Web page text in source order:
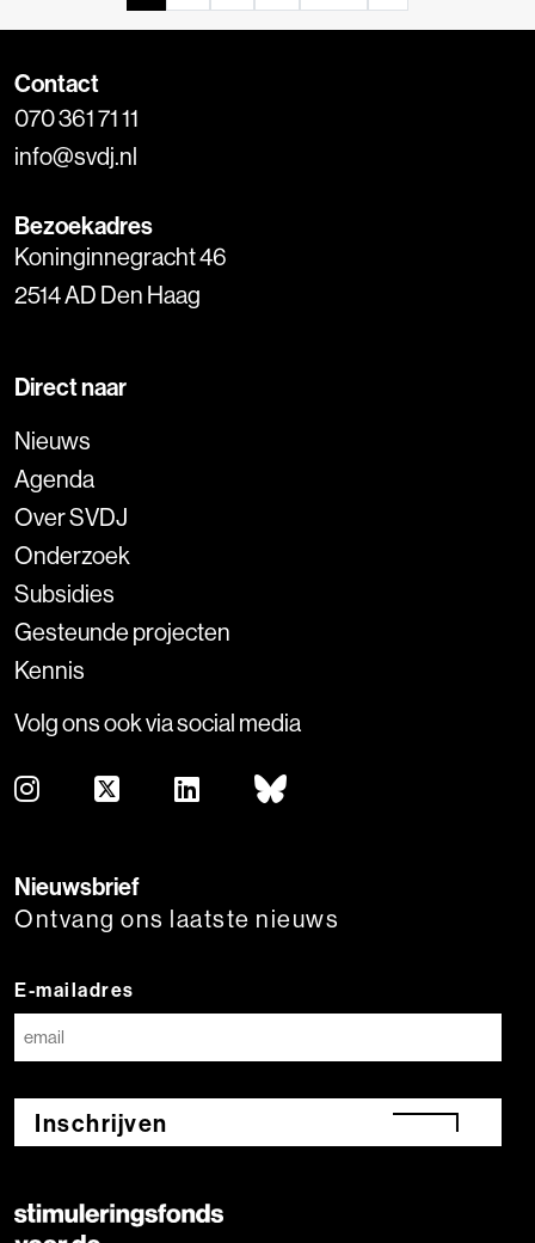
Contact
070 361 71 11
info@svdj.nl
Bezoekadres
Koninginnegracht 46
2514 AD Den Haag
Direct naar
Nieuws
Agenda
Over SVDJ
Onderzoek
Subsidies
Gesteunde projecten
Kennis
Volg ons ook via social media
Nieuwsbrief
Ontvang ons laatste nieuws
E-mailadres
Inschrijven